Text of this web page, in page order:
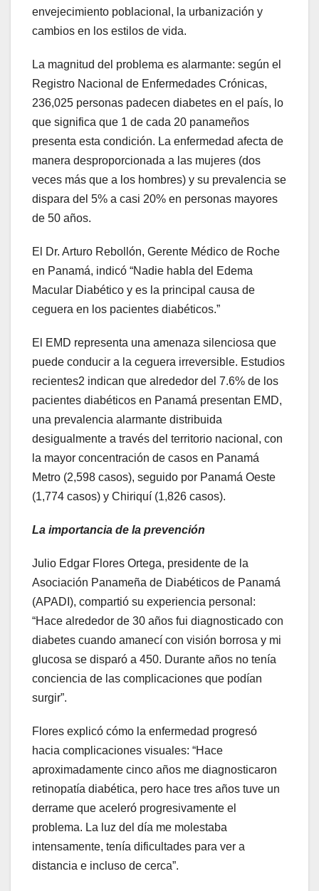
envejecimiento poblacional, la urbanización y
cambios en los estilos de vida.
La magnitud del problema es alarmante: según el
Registro Nacional de Enfermedades Crónicas,
236,025 personas padecen diabetes en el país, lo
que significa que 1 de cada 20 panameños
presenta esta condición. La enfermedad afecta de
manera desproporcionada a las mujeres (dos
veces más que a los hombres) y su prevalencia se
dispara del 5% a casi 20% en personas mayores
de 50 años.
El Dr. Arturo Rebollón, Gerente Médico de Roche
en Panamá, indicó “Nadie habla del Edema
Macular Diabético y es la principal causa de
ceguera en los pacientes diabéticos.”
El EMD representa una amenaza silenciosa que
puede conducir a la ceguera irreversible. Estudios
recientes2 indican que alrededor del 7.6% de los
pacientes diabéticos en Panamá presentan EMD,
una prevalencia alarmante distribuida
desigualmente a través del territorio nacional, con
la mayor concentración de casos en Panamá
Metro (2,598 casos), seguido por Panamá Oeste
(1,774 casos) y Chiriquí (1,826 casos).
La importancia de la prevención
Julio Edgar Flores Ortega, presidente de la
Asociación Panameña de Diabéticos de Panamá
(APADI), compartió su experiencia personal:
“Hace alrededor de 30 años fui diagnosticado con
diabetes cuando amanecí con visión borrosa y mi
glucosa se disparó a 450. Durante años no tenía
conciencia de las complicaciones que podían
surgir”.
Flores explicó cómo la enfermedad progresó
hacia complicaciones visuales: “Hace
aproximadamente cinco años me diagnosticaron
retinopatía diabética, pero hace tres años tuve un
derrame que aceleró progresivamente el
problema. La luz del día me molestaba
intensamente, tenía dificultades para ver a
distancia e incluso de cerca”.